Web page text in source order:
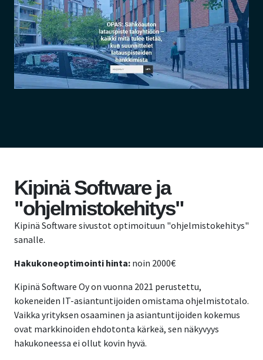
Kipinä Software ja
"ohjelmistokehitys"
Kipinä Software sivustot optimoituun "ohjelmistokehitys"
sanalle.
Hakukoneoptimointi hinta: noin 2000€
Kipinä Software Oy on vuonna 2021 perustettu,
kokeneiden IT-asiantuntijoiden omistama ohjelmistotalo.
Vaikka yrityksen osaaminen ja asiantuntijoiden kokemus
ovat markkinoiden ehdotonta kärkeä, sen näkyvyys
hakukoneessa ei ollut kovin hyvä.